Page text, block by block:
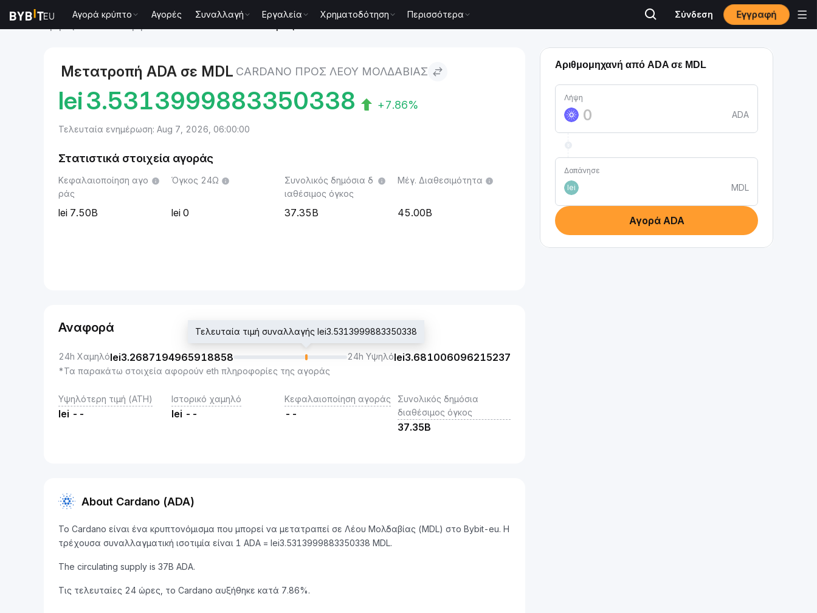
Αγορά κρύπτο Αγορές Συναλλαγή Εργαλεία Χρηματοδότηση Περισσότερα Σύνδεση Εγγραφή
Μετατροπή ADA σε MDL CARDANO ΠΡΟΣ ΛΈΟΥ ΜΟΛΔΑΒΊΑΣ
lei3.5313999883350338 +7.86%
Τελευταία ενημέρωση: Aug 7, 2026, 06:00:00
Στατιστικά στοιχεία αγοράς
Κεφαλαιοποίηση αγο
ράς
7.50B
Όγκος 24Ω
0
Συνολικός δημόσια δ
ιαθέσιμος όγκος
37.35B
Μέγ. Διαθεσιμότητα
45.00B
Αναφορά
24h Χαμηλόlei3.2687194965918858
Τελευταία τιμή συναλλαγής lei3.5313999883350338
24h Υψηλόlei3.681006096215237
*Τα παρακάτω στοιχεία αφορούν eth πληροφορίες της αγοράς
Υψηλότερη τιμή (ATH)
lei --
Ιστορικό χαμηλό
lei --
Κεφαλαιοποίηση αγοράς
--
Συνολικός δημόσια
διαθέσιμος όγκος
37.35B
About Cardano (ADA)
Το Cardano είναι ένα κρυπτονόμισμα που μπορεί να μετατραπεί σε Λέου Μολδαβίας (MDL) στο Bybit-eu. Η
τρέχουσα συναλλαγματική ισοτιμία είναι 1 ADA = lei3.5313999883350338 MDL.
The circulating supply is 37B ADA.
Τις τελευταίες 24 ώρες, το Cardano αυξήθηκε κατά 7.86%.
Αριθμομηχανή από ADA σε MDL
Λήψη
ADA
Δαπάνησε
lei
MDL
Αγορά ADA